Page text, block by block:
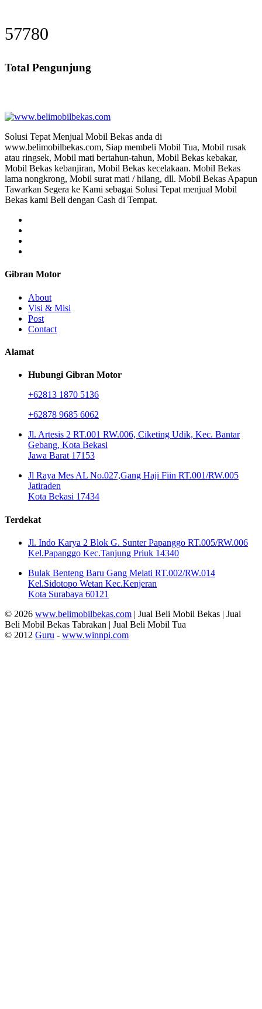
75719
Total Pengunjung
Solusi Tepat Menjual Mobil Bekas anda di
www.belimobilbekas.com, Siap membeli Mobil Tua, Mobil rusak
atau ringsek, Mobil mati bertahun-tahun, Mobil Bekas kebakar,
Mobil Bekas kebanjiran, Mobil Bekas kecelakaan. Mobil Bekas
lama nongkrong, Mobil surat mati / hilang, dll. Mobil Bekas Apapun
Tawarkan Segera ke Kami sebagai Solusi Tepat menjual Mobil
Bekas kami Beli dengan Cash di Tempat.
Gibran Motor
About
Visi & Misi
Post
Contact
Alamat
Hubungi Gibran Motor
+62813 1870 5136
+62878 9685 6062
Jl. Artesis 2 RT.001 RW.006, Ciketing Udik, Kec. Bantar
Gebang, Kota Bekasi
Jawa Barat 17153
Jl Raya Mes AL No.027,Gang Haji Fiin RT.001/RW.005
Jatiraden
Kota Bekasi 17434
Terdekat
Jl. Indo Karya 2 Blok G. Sunter Papanggo RT.005/RW.006
Kel.Papanggo Kec.Tanjung Priuk 14340
Bulak Benteng Baru Gang Melati RT.002/RW.014
Kel.Sidotopo Wetan Kec.Kenjeran
Kota Surabaya 60121
© 2026 www.belimobilbekas.com | Jual Beli Mobil Bekas | Jual
Beli Mobil Bekas Tabrakan | Jual Beli Mobil Tua
© 2012 Guru - www.winnpi.com